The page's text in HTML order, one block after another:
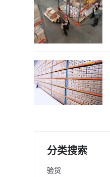
分类搜索
验货